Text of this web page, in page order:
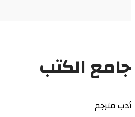
جامع الكتب
أدب مترجم